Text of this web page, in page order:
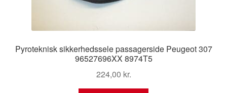
Pyroteknisk sikkerhedssele passagerside Peugeot 307
96527696XX 8974T5
224,00 kr.